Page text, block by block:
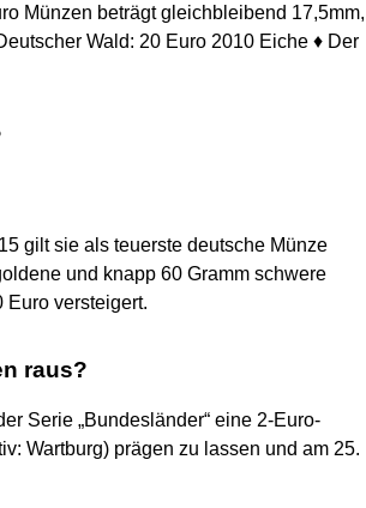
Münzen beträgt gleichbleibend 17,5mm,
Wald: 20 Euro 2010 Eiche ♦ Der
gilt sie als teuerste deutsche Münze
und knapp 60 Gramm schwere
Euro versteigert.
raus?
Serie „Bundesländer“ eine 2-Euro-
Wartburg) prägen zu lassen und am 25.